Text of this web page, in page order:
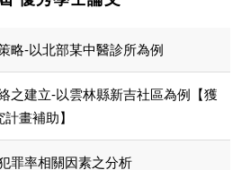
略-以北部某中醫診所為例
之建立-以雲林縣新吉社區為例【獲
畫補助】
罪率相關因素之分析